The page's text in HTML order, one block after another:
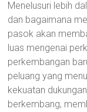
Menelusuri lebih
dan bagaimana
pasok akan
luas mengenai
perkembangan
peluang yang
kekuatan
berkembang,